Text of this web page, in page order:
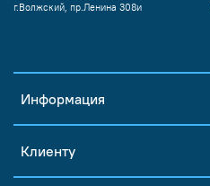
Информация
Клиенту
г.Волжский, пр.Ленина 308и